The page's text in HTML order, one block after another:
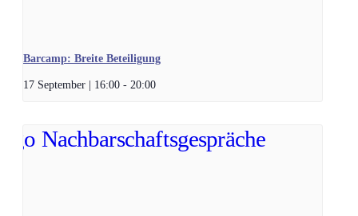
Barcamp: Breite Beteiligung
17 September | 16:00 - 20:00